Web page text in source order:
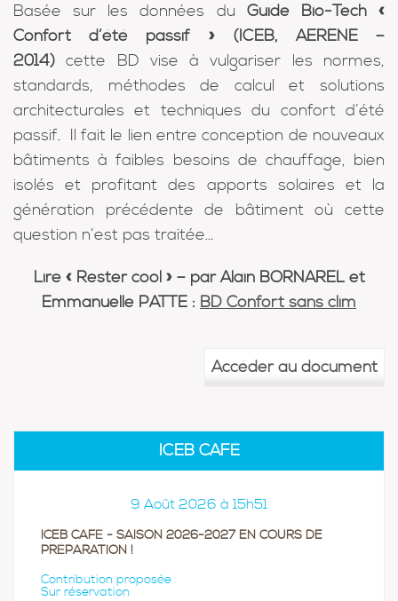
Basée sur les données du Guide Bio-Tech «
Confort d’été passif » (ICEB, AERENE –
2014)cette BD vise à vulgariser les normes,
standards, méthodes de calcul et solutions
architecturales et techniques du confort d’été
passif. Il fait le lien entre conception de nouveaux
bâtiments à faibles besoins de chauffage, bien
isolés et profitant des apports solaires et la
génération précédente de bâtiment où cette
question n’est pas traitée…
Lire « Rester cool » – par Alain BORNAREL et
Emmanuelle PATTE : BD Confort sans clim
Accéder au document
ICEB CAFÉ
9 Août 2026 à 15h51
ICEB CAFÉ - SAISON 2026-2027 EN COURS DE
PRÉPARATION !
Contribution proposée
Sur réservation